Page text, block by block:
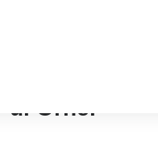
ul Orhei